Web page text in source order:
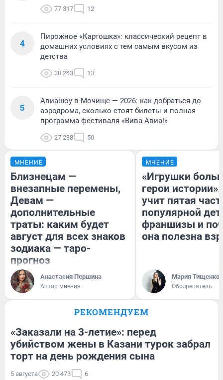
77 317 12
4
Пирожное «Картошка»: классический рецепт в
домашних условиях с тем самым вкусом из
детства
30 243 13
5
Авиашоу в Мочище — 2026: как добраться до
аэродрома, сколько стоят билеты и полная
программа фестиваля «Вива Авиа!»
27 288 50
МНЕНИЕ
Близнецам —
внезапные перемены,
Девам —
дополнительные
траты: каким будет
август для всех знаков
зодиака — таро-
прогноз
Анастасия Першина
Автор мнения
МНЕНИЕ
«Игрушки
герои
учит пятая
популярной
франшизы и
она полезна
Мария Тищенко
Обозреватель
РЕКОМЕНДУЕМ
«Заказали на 3-летие»: перед
убийством жены в Казани турок забрал
торт на день рождения сына
5 августа 20 473 6